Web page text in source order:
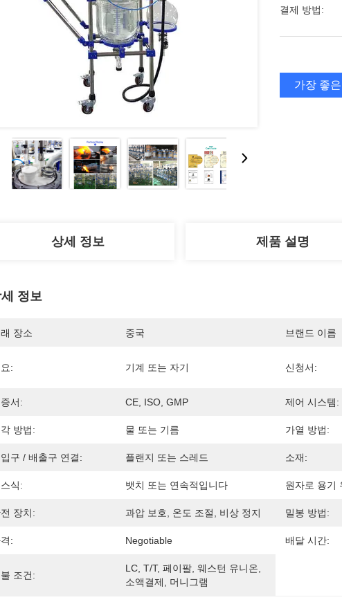
결제 방법:
가장 좋
상세 정보 제품 설명
정보
장소 중국 브랜드 이름
: 기계 또는 자기 신청서:
서: CE, ISO, GMP 제어 시스템:
방법: 물 또는 기름 가열 방법:
구 / 배출구 연결: 플랜지 또는 스레드 소재:
식: 뱃치 또는 연속적입니다 원자로 용기
장치: 과압 보호, 온도 조절, 비상 정지 밀봉 방법:
: Negotiable 배달 시간:
조건:
LC, T/T, 페이팔, 웨스턴 유니온,
소액결제, 머니그램